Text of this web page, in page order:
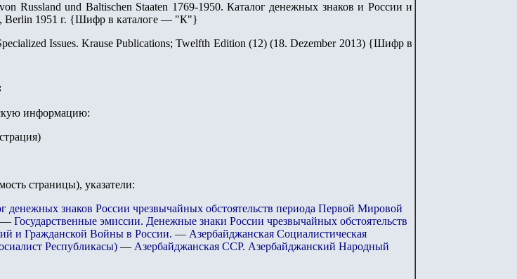
Russland und Baltischen Staaten 1769-1950. Каталог денежных знаков и России и
Berlin 1951 г. {Шифр в каталоге — "К"}
Issues. Krause Publications; Twelfth Edition (12) (18. Dezember 2013) {Шифр в
информацию:
страницы), указатели:
денежных знаков России чрезвычайных обстоятельств периода Первой Мировой
— Государственные эмиссии. Денежные знаки России чрезвычайных обстоятельств
и Гражданской Войны в России. — Азербайджанская Социалистическая
Республикасы) — Азербайджанская ССР. Азербайджанский Народный